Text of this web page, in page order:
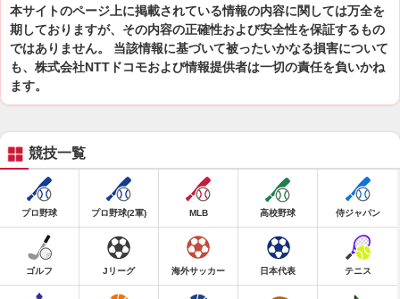
本サイトのページ上に掲載されている情報の内容に関しては万全を
期しておりますが、その内容の正確性および安全性を保証するもの
ではありません。 当該情報に基づいて被ったいかなる損害について
も、株式会社NTTドコモおよび情報提供者は一切の責任を負いかね
ます。
競技一覧
プロ野球 プロ野球(2軍) MLB 高校野球 侍ジャパン
ゴルフ Jリーグ 海外サッカー 日本代表 テニス